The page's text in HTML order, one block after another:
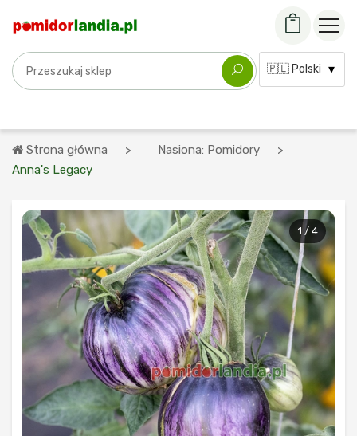
Język:
Szukaj odmiany
Strona główna
Nasiona: Pomidory
Anna's Legacy
1 / 4